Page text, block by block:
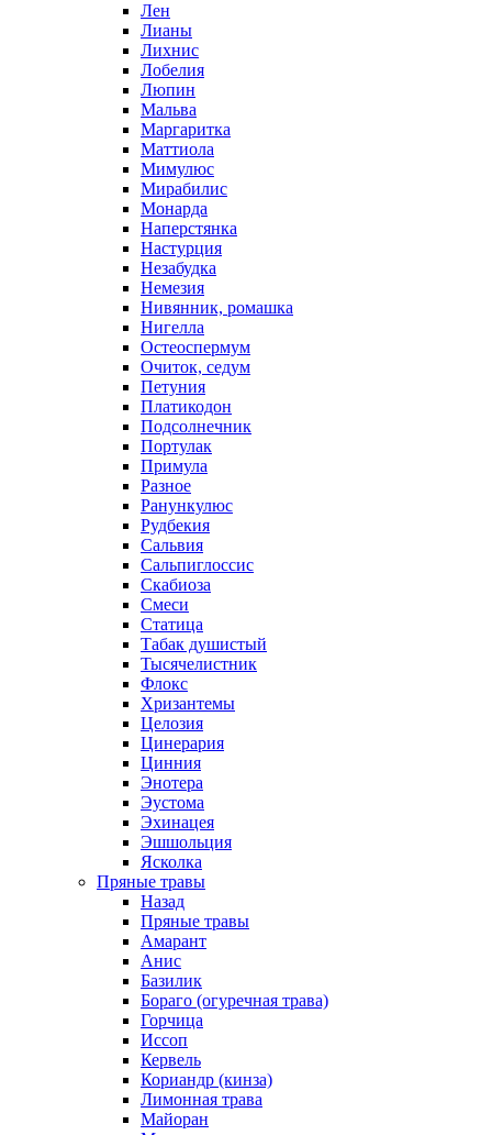
Лен
Лианы
Лихнис
Лобелия
Люпин
Мальва
Маргаритка
Маттиола
Мимулюс
Мирабилис
Монарда
Наперстянка
Настурция
Незабудка
Немезия
Нивянник, ромашка
Нигелла
Остеоспермум
Очиток, седум
Петуния
Платикодон
Подсолнечник
Портулак
Примула
Разное
Ранункулюс
Рудбекия
Сальвия
Сальпиглоссис
Скабиоза
Смеси
Статица
Табак душистый
Тысячелистник
Флокс
Хризантемы
Целозия
Цинерария
Цинния
Энотера
Эустома
Эхинацея
Эшшольция
Ясколка
Пряные травы
Назад
Пряные травы
Амарант
Анис
Базилик
Бораго (огуречная трава)
Горчица
Иссоп
Кервель
Кориандр (кинза)
Лимонная трава
Майоран